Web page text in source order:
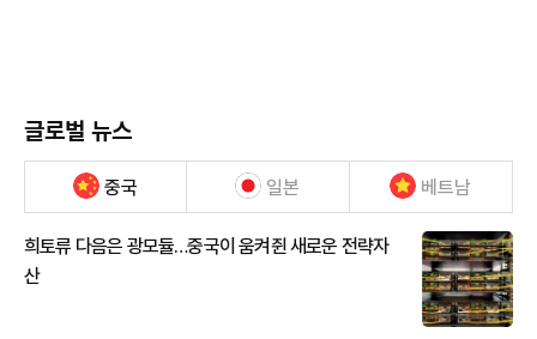
글로벌 뉴스
중국 일본 베트남
희토류 다음은 광모듈…중국이 움켜쥔 새로운 전략자
산